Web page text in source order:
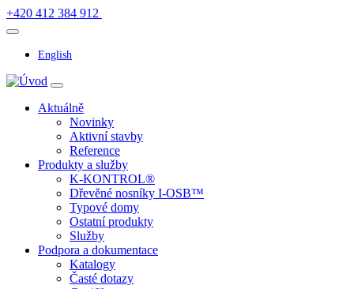
+420 412 384 912
English
Aktuálně
Novinky
Aktivní stavby
Reference
Produkty a služby
K-KONTROL®
Dřevěné nosníky I-OSB™
Typové domy
Ostatní produkty
Služby
Podpora a dokumentace
Katalogy
Časté dotazy